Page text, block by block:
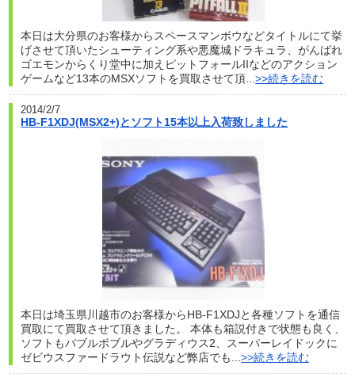
本日は大分県のお客様からスペースマンボウなどタイトルにて挙
げさせて頂いたシューティング系や悪魔城ドラキュラ、がんばれ
ゴエモンからくり堂中に加えピットフォールIIなどのアクション
ゲームなど13本のMSXソフトを買取させて頂...>>続きを読む
2014/2/7
HB-F1XDJ(MSX2+)とソフト15本以上入荷致しました
本日は埼玉県川越市のお客様からHB-F1XDJと各種ソフトを通信
買取にて買取させて頂きました。 本体も箱説付きで状態も良く、
ソフトもバブルボブルやグラディウス2、スーパーレイドックに
ゼビウスファードラウト伝説など弊店でも...>>続きを読む